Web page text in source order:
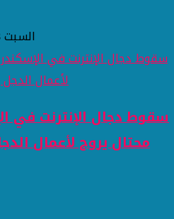
السبت 08 أغسطس 2026 08:25 مساءً
سقوط دجال الإنترنت في
محتال يروج لأعمال